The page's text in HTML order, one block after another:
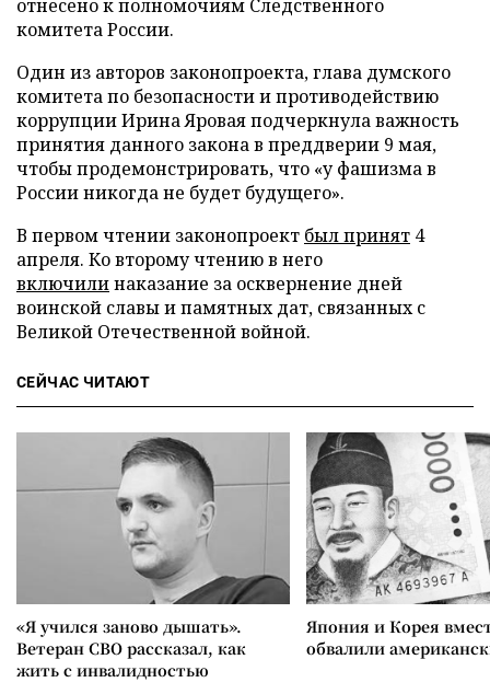
отнесено к полномочиям Следственного
комитета России.
Один из авторов законопроекта, глава думского
комитета по безопасности и противодействию
коррупции Ирина Яровая подчеркнула важность
принятия данного закона в преддверии 9 мая,
чтобы продемонстрировать, что «у фашизма в
России никогда не будет будущего».
В первом чтении законопроект был принят 4
апреля. Ко второму чтению в него
включилинаказание за осквернение дней
воинской славы и памятных дат, связанных с
Великой Отечественной войной.
СЕЙЧАС ЧИТАЮТ
«Я учился заново дышать».
Ветеран СВО рассказал, как
жить с инвалидностью
Япония и Корея
обвалили